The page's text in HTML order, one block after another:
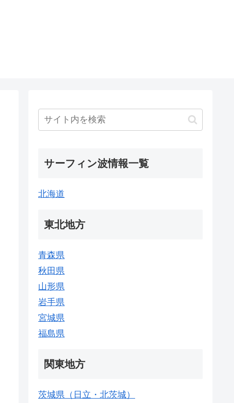
サーフィン波情報一覧
北海道
東北地方
青森県
秋田県
山形県
岩手県
宮城県
福島県
関東地方
茨城県（日立・北茨城）